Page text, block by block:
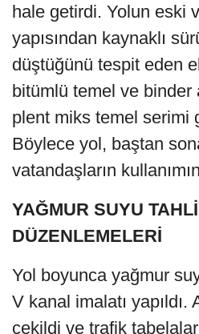
hale getirdi. Yolun eski
yapısından kaynaklı
düştüğünü tespit eden
bitümlü temel ve binder
plent miks temel serimi
Böylece yol, baştan
vatandaşların
YAĞMUR SUYU
DÜZENLEMELERİ
Yol boyunca yağmur
V kanal imalatı yapıldı.
çekildi ve trafik